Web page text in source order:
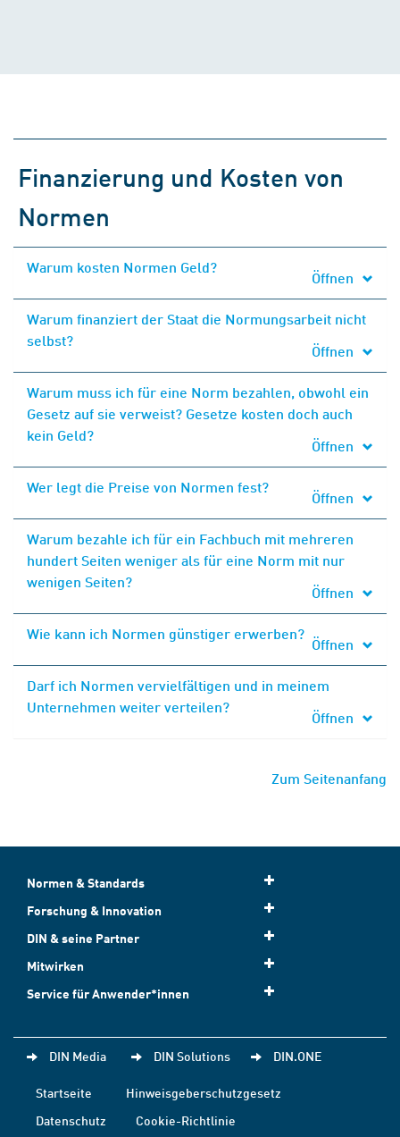
Finanzierung und Kosten von
Normen
Warum kosten Normen Geld?
Öffnen
Warum finanziert der Staat die Normungsarbeit nicht
selbst?
Öffnen
Warum muss ich für eine Norm bezahlen, obwohl ein
Gesetz auf sie verweist? Gesetze kosten doch auch
kein Geld?
Öffnen
Wer legt die Preise von Normen fest?
Öffnen
Warum bezahle ich für ein Fachbuch mit mehreren
hundert Seiten weniger als für eine Norm mit nur
wenigen Seiten?
Öffnen
Wie kann ich Normen günstiger erwerben?
Öffnen
Darf ich Normen vervielfältigen und in meinem
Unternehmen weiter verteilen?
Öffnen
Zum Seitenanfang
Normen & Standards
Forschung & Innovation
DIN & seine Partner
Mitwirken
Service für Anwender*innen
DIN Media DIN Solutions DIN.ONE
Startseite
Hinweisgeberschutzgesetz
Datenschutz
Cookie-Richtlinie